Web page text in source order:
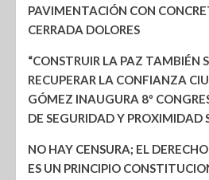
PAVIMENTACIÓN CON
CERRADA DOLORES
“CONSTRUIR LA PAZ TAMBIÉN
RECUPERAR LA CONFIANZA
GÓMEZ INAUGURA 8º
DE SEGURIDAD Y PROXIMIDAD
NO HAY CENSURA; EL
ES UN PRINCIPIO